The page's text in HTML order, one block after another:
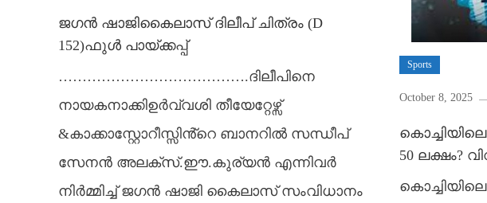
ജഗൻ ഷാജികൈലാസ് ദിലീപ് ചിത്രം (D
152)ഫുൾ പായ്ക്കപ്പ്
………………………………….ദിലീപിനെ
നായകനാക്കിഉർവ്വശി തീയേറ്റേഴ്സ്
&കാക്കാസ്റ്റോറീസ്സിൻ്റെ ബാനറിൽ സന്ധീപ്
സേനൻ അലക്സ്.ഈ.കുര്യൻ എന്നിവർ
നിർമ്മിച്ച് ജഗൻ ഷാജി കൈലാസ് സംവിധാനം
Sports
October 8, 2025
50 ലക്ഷം?